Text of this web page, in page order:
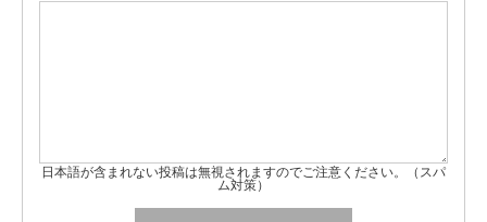
日本語が含まれない投稿は無視されますのでご注意ください。（スパ
ム対策）